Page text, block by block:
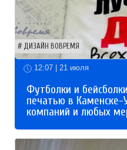
ДИЗАЙН ВОВРЕМЯ
12:07 | 21 июля
Футболки и
печатью в Каменске-
компаний и любых